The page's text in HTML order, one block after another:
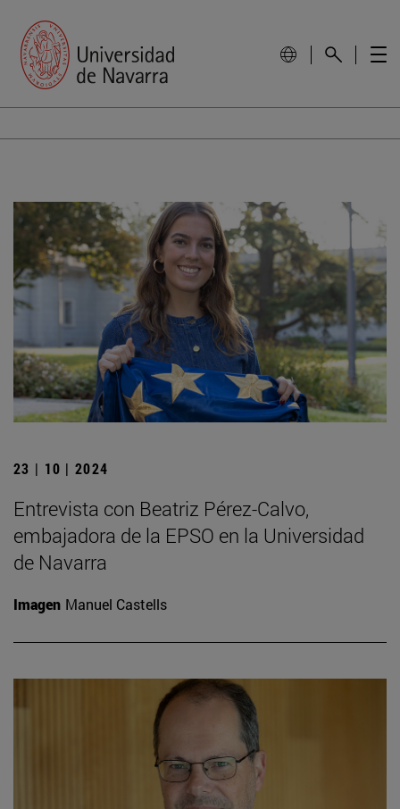
23 | 10 | 2024
Entrevista con Beatriz Pérez-Calvo,
embajadora de la EPSO en la Universidad
de Navarra
Imagen Manuel Castells